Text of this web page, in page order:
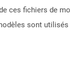
ces fichiers de
sont